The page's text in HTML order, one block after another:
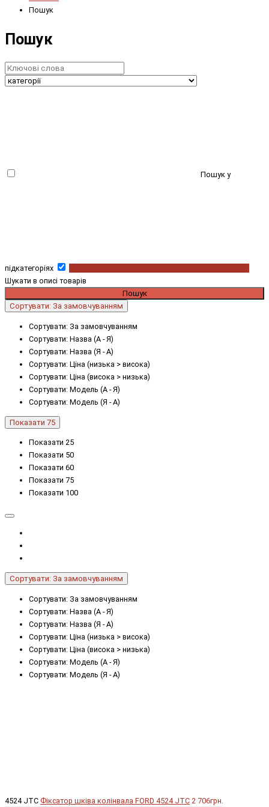
Пошук
Пошук
Пошук у
підкатегоріях
Шукати в описі товарів
Сортувати: За замовчуванням
Сортувати: За замовчуванням
Сортувати: Назва (А - Я)
Сортувати: Назва (Я - А)
Сортувати: Ціна (низька > висока)
Сортувати: Ціна (висока > низька)
Сортувати: Модель (А - Я)
Сортувати: Модель (Я - А)
Показати 75
Показати 25
Показати 50
Показати 60
Показати 75
Показати 100
Сортувати: За замовчуванням
Сортувати: За замовчуванням
Сортувати: Назва (А - Я)
Сортувати: Назва (Я - А)
Сортувати: Ціна (низька > висока)
Сортувати: Ціна (висока > низька)
Сортувати: Модель (А - Я)
Сортувати: Модель (Я - А)
4524 JTC Фіксатор шківа колінвала FORD 4524 JTC 2 706грн.